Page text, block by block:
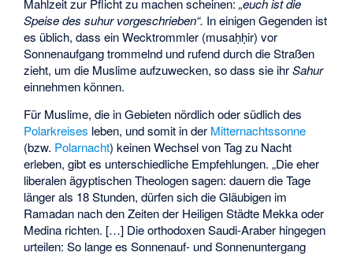
Mahlzeit zur Pflicht zu machen scheinen:„euch ist die
Speise des suhur vorgeschrieben“. In einigen Gegenden ist
es üblich, dass einWecktrommler (musaḥḥir) vor
Sonnenaufgang trommelnd und rufend durch die Straßen
zieht, um die Muslime aufzuwecken, so dass sie ihrSahur
einnehmen können.
Für Muslime, die in Gebieten nördlich oder südlich des
Polarkreises leben, und somit in der Mitternachtssonne
(bzw. Polarnacht) keinen Wechsel von Tag zu Nacht
erleben, gibt es unterschiedliche Empfehlungen. „Die eher
liberalen ägyptischen Theologen sagen: dauern die Tage
länger als 18 Stunden, dürfen sich die Gläubigen im
Ramadan nach den Zeiten der Heiligen Städte Mekka oder
Medina richten. […] Die orthodoxen Saudi-Araber hingegen
urteilen: So lange es Sonnenauf- und Sonnenuntergang